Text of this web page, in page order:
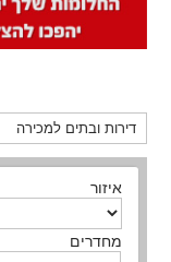
איזור
מחדרים